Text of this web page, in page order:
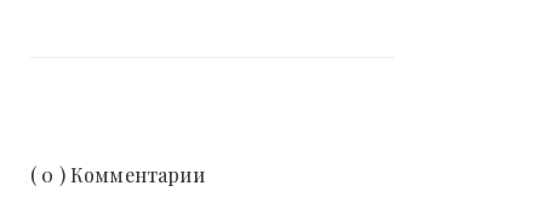
( 0 ) Комментарии